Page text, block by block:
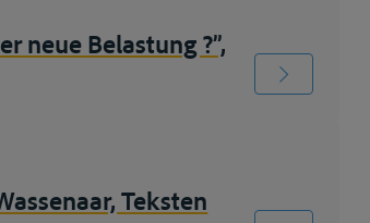
neue Belastung ?”,
Teksten